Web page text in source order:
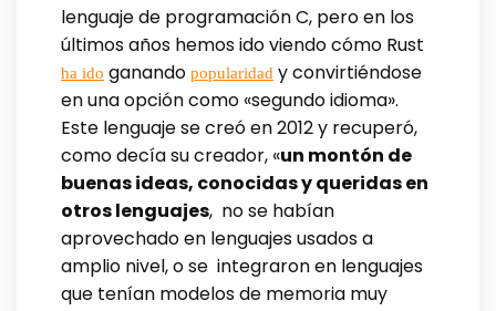
lenguaje de programación C, pero en los
últimos años hemos ido viendo cómo Rust
ha ido ganando popularidad y convirtiéndose
en una opción como «segundo idioma».
Este lenguaje se creó en 2012 y recuperó,
como decía su creador, «un montón de
buenas ideas, conocidas y queridas en
otros lenguajes, no se habían
aprovechado en lenguajes usados a
amplio nivel, o se integraron en lenguajes
que tenían modelos de memoria muy